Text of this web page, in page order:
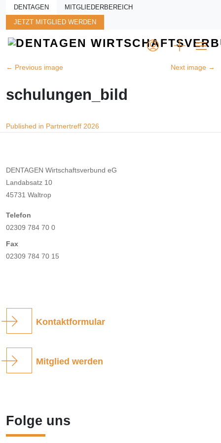
Skip to main content
DENTAGEN MITGLIEDERBEREICH
JETZT MITGLIED WERDEN
← Previous image Next image →
schulungen_bild
Beitragsnavigation
Published in Partnertreff 2026
DENTAGEN Wirtschaftsverbund eG
Landabsatz 10
45731 Waltrop
Telefon
02309 784 70 0
Fax
02309 784 70 15
Kontaktformular
Mitglied werden
Folge uns